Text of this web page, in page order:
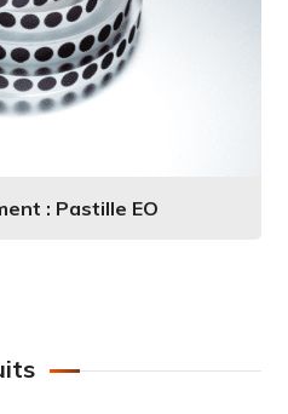
: Pastille EO